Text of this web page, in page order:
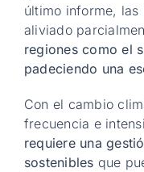
último informe, las
aliviado
regiones como el
padeciendo una
Con el cambio
frecuencia e
requiere una
sostenibles que